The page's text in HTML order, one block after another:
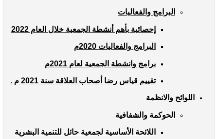
البرامج والفعاليات
إحصائية بأهم أنشطة الجمعية خلال العام 2022
البرامج والفعاليات 2020م
برامج وانشطة الجمعية لعام 2021م
تقييم قياس رضا أصحاب العلاقة سنة 2021 م .
اللوائح والانظمة
الحوكمة والشفافية
اللائحة الأساسية لجمعية حائل للتنمية البشرية